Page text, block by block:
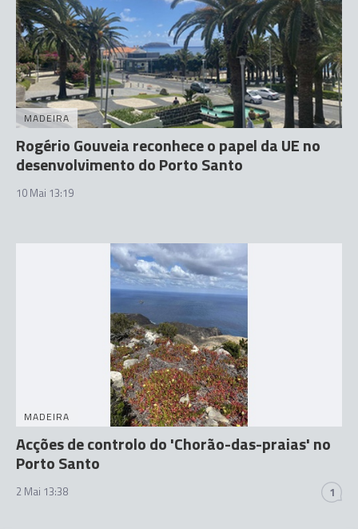
MADEIRA
Rogério Gouveia reconhece o papel da UE no
desenvolvimento do Porto Santo
10 Mai 13:19
MADEIRA
Acções de controlo do 'Chorão-das-praias' no
Porto Santo
2 Mai 13:38 1